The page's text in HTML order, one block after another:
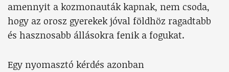
amennyit a kozmonauták kapnak, nem csoda,
hogy az orosz gyerekek jóval földhöz ragadtabb
és hasznosabb állásokra fenik a fogukat.
Egy nyomasztó kérdés azonban